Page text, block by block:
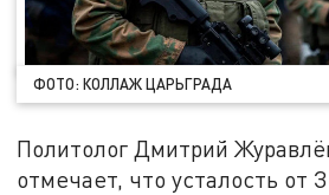
ФОТО: КОЛЛАЖ ЦАРЬГРАДА
Политолог Дмитрий
отмечает, что усталость от